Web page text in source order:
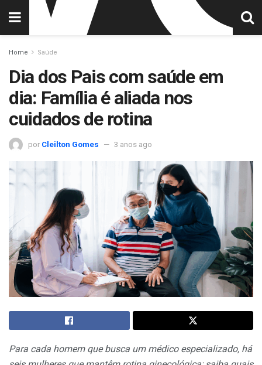
Home Saúde
Dia dos Pais com saúde em
dia: Família é aliada nos
cuidados de rotina
por Cleilton Gomes 3 anos ago
Para cada homem que busca um médico especializado, há